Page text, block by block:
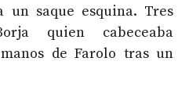
un saque esquina. Tres
quien cabeceaba
de Farolo tras un